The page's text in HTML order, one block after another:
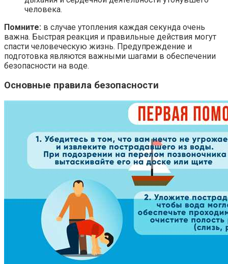
человека.
Помните: в случае утопления каждая секунда очень
важна. Быстрая реакция и правильные действия могут
спасти человеческую жизнь. Предупреждение и
подготовка являются важными шагами в обеспечении
безопасности на воде.
Основные правила безопасности